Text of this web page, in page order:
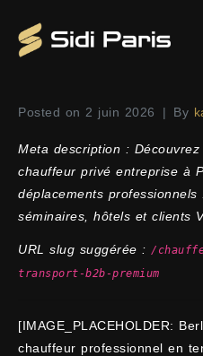
Posted on 2 juin 2026 By
Meta description :
chauffeur privé entreprise à
déplacements professionnels
séminaires, hôtels et clients
URL slug suggérée : /
transport-b2b-premium
[IMAGE_PLACEHOLDER:
chauffeur professionnel en